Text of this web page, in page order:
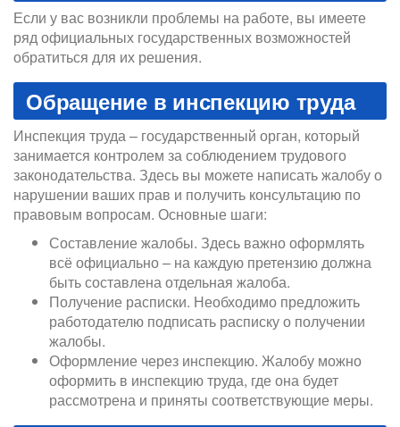
Если у вас возникли проблемы на работе, вы имеете
ряд официальных государственных возможностей
обратиться для их решения.
Обращение в инспекцию труда
Инспекция труда – государственный орган, который
занимается контролем за соблюдением трудового
законодательства. Здесь вы можете написать жалобу о
нарушении ваших прав и получить консультацию по
правовым вопросам. Основные шаги:
Составление жалобы. Здесь важно оформлять
всё официально – на каждую претензию должна
быть составлена отдельная жалоба.
Получение расписки. Необходимо предложить
работодателю подписать расписку о получении
жалобы.
Оформление через инспекцию. Жалобу можно
оформить в инспекцию труда, где она будет
рассмотрена и приняты соответствующие меры.